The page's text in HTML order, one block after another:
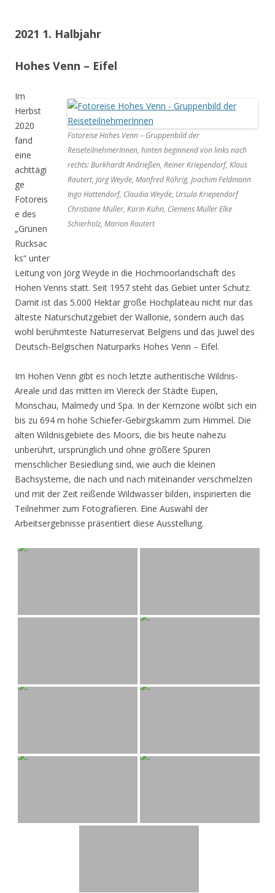
2021 1. Halbjahr
Hohes Venn – Eifel
Fotoreise Hohes Venn – Gruppenbild der
ReiseteilnehmerInnen, hinten beginnend von links nach
rechts: Burkhardt Andrießen, Reiner Kriependorf, Klaus
Rautert, Jörg Weyde, Manfred Röhrig, Joachim Feldmann
Ingo Hattendorf, Claudia Weyde, Ursula Kriependorf
Christiane Müller, Karin Kühn, Clemens Müller Elke
Schierholz, Marion Rautert
Im
Herbst
2020
fand
eine
achttägi
ge
Fotoreis
e des
„Grünen
Rucksac
ks“ unter
Leitung von Jörg Weyde in die Hochmoorlandschaft des
Hohen Venns statt. Seit 1957 steht das Gebiet unter Schutz.
Damit ist das 5.000 Hektar große Hochplateau nicht nur das
älteste Naturschutzgebiet der Wallonie, sondern auch das
wohl berühmteste Naturreservat Belgiens und das Juwel des
Deutsch-Belgischen Naturparks Hohes Venn – Eifel.
Im Hohen Venn gibt es noch letzte authentische Wildnis-
Areale und das mitten im Viereck der Städte Eupen,
Monschau, Malmedy und Spa. In der Kernzone wölbt sich ein
bis zu 694 m hohe Schiefer-Gebirgskamm zum Himmel. Die
alten Wildnisgebiete des Moors, die bis heute nahezu
unberührt, ursprünglich und ohne größere Spuren
menschlicher Besiedlung sind, wie auch die kleinen
Bachsysteme, die nach und nach miteinander verschmelzen
und mit der Zeit reißende Wildwasser bilden, inspirierten die
Teilnehmer zum Fotografieren. Eine Auswahl der
Arbeitsergebnisse präsentiert diese Ausstellung.